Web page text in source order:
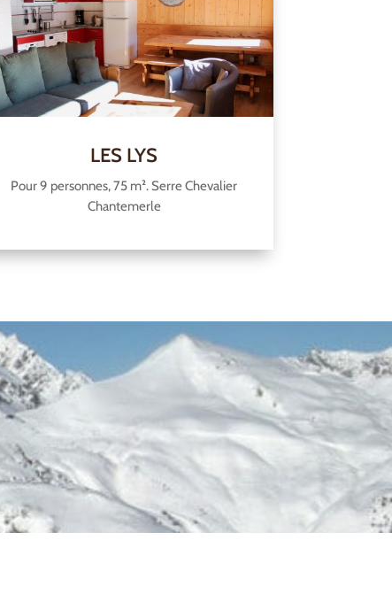
LES LYS
Pour 9 personnes, 75 m². Serre Chevalier
Chantemerle